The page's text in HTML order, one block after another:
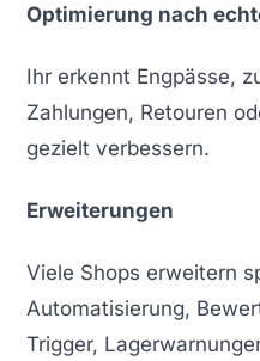
Optimierung nach
Ihr erkennt Engpässe,
Zahlungen, Retouren
gezielt verbessern.
Erweiterungen
Viele Shops erweitern
Automatisierung,
Trigger,